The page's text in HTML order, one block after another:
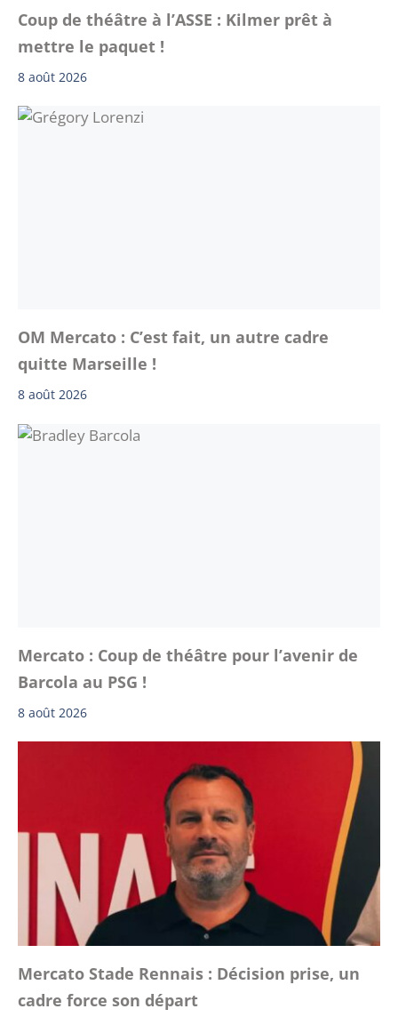
Coup de théâtre à l’ASSE : Kilmer prêt à
mettre le paquet !
8 août 2026
OM Mercato : C’est fait, un autre cadre
quitte Marseille !
8 août 2026
Mercato : Coup de théâtre pour l’avenir de
Barcola au PSG !
8 août 2026
Mercato Stade Rennais : Décision prise, un
cadre force son départ